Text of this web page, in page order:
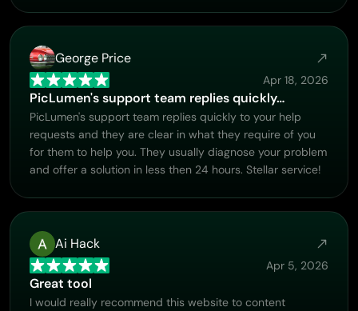
George Price
Apr 18, 2026
PicLumen's support team replies quickly…
PicLumen's support team replies quickly to your help
requests and they are clear in what they require of you
for them to help you. They usually diagnose your problem
and offer a solution in less then 24 hours. Stellar service!
Ai Hack
Apr 5, 2026
Great tool
I would really recommend this website to content